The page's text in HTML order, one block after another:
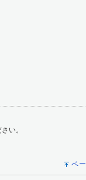
い。
ペ